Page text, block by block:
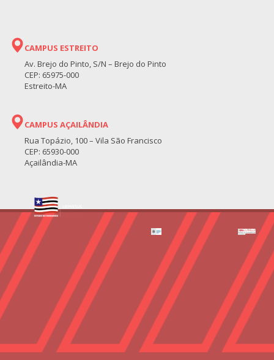
CAMPUS ESTREITO
Av. Brejo do Pinto, S/N – Brejo do Pinto
CEP: 65975-000
Estreito-MA
CAMPUS AÇAILÂNDIA
Rua Topázio, 100 – Vila São Francisco
CEP: 65930-000
Açailândia-MA